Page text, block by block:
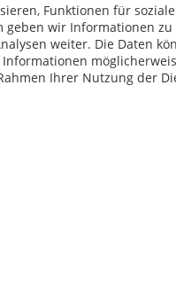
Ab 75 €
Funktionen für
wir Informationen
weiter. Die Daten
Ihrer Nutzung der